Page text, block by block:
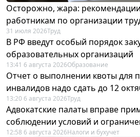
Осторожно, жара:
работникам по организации
31 июля 2026Труд
В РФ введут особый порядок
образовательных организаций
13:41 6 августа 2026Образование
Отчет о выполнении квоты для
инвалидов надо сдать до 12
13:20 6 августа 2026Труд
Адвокатские палаты вправе
соблюдении условий и
12:58 6 августа 2026Налоги и бухучет